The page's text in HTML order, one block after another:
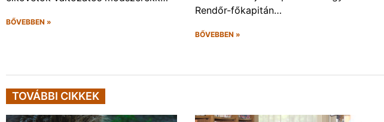
BŐVEBBEN »
Rendőr-főkapitán…
BŐVEBBEN »
TOVÁBBI CIKKEK